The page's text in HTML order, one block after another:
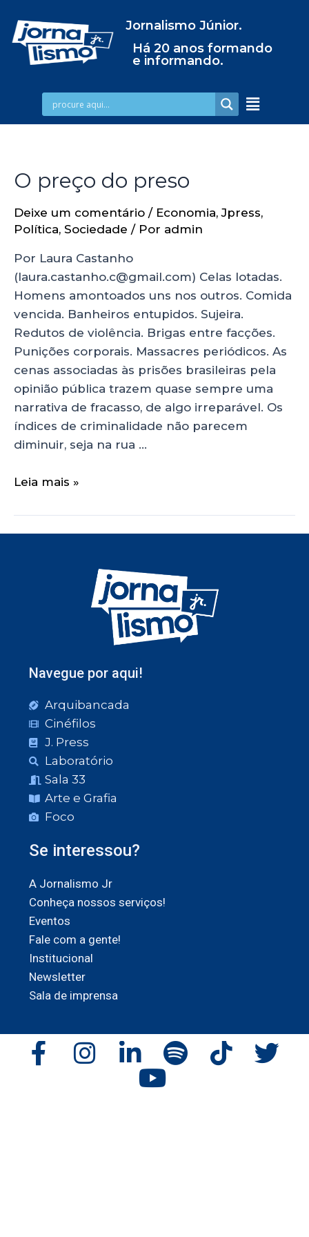
Jornalismo Júnior.
Há 20 anos formando
e informando.
O preço do preso
Deixe um comentário / Economia,Jpress,
Política, Sociedade / Por admin
Por Laura Castanho
(laura.castanho.c@gmail.com) Celas lotadas.
Homens amontoados uns nos outros. Comida
vencida. Banheiros entupidos. Sujeira.
Redutos de violência. Brigas entre facções.
Punições corporais. Massacres periódicos. As
cenas associadas às prisões brasileiras pela
opinião pública trazem quase sempre uma
narrativa de fracasso, de algo irreparável. Os
índices de criminalidade não parecem
diminuir, seja na rua …
Leia mais »
Navegue por aqui!
Arquibancada
Cinéfilos
J. Press
Laboratório
Sala 33
Arte e Grafia
Foco
Se interessou?
A Jornalismo Jr
Conheça nossos serviços!
Eventos
Fale com a gente!
Institucional
Newsletter
Sala de imprensa